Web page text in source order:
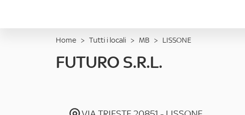
Home > Tutti i locali > MB > LISSONE
FUTURO S.R.L.